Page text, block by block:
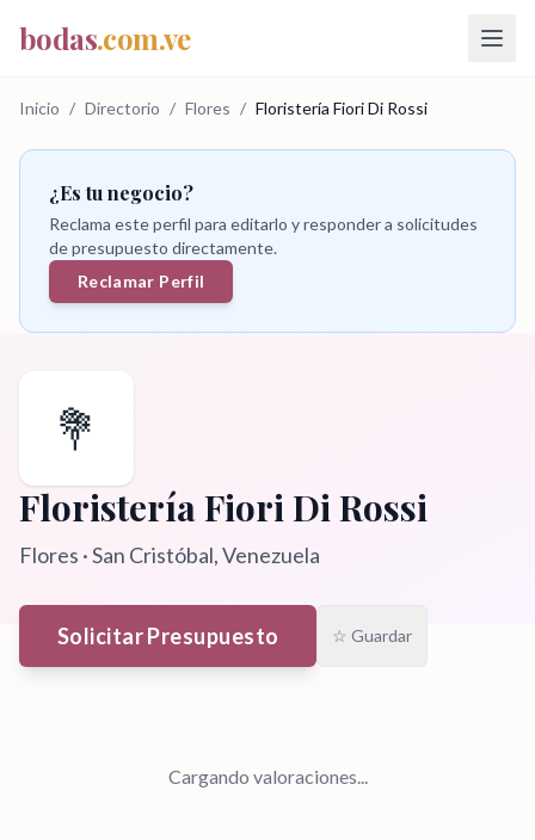
bodas.com.ve
Inicio / Directorio / Flores / Floristería Fiori Di Rossi
¿Es tu negocio?
Reclama este perfil para editarlo y responder a solicitudes
de presupuesto directamente.
Reclamar Perfil
💐
Floristería Fiori Di Rossi
Flores ·San Cristóbal, Venezuela
Solicitar Presupuesto ☆ Guardar
Cargando valoraciones...